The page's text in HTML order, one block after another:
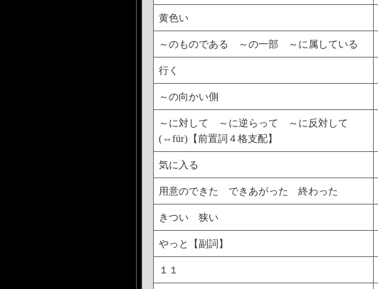
黄色い
～のものである ～の一部 ～に属している
行く
～の向かい側
～に対して ～に逆らって ～に反対して
(⇔für)【前置詞４格支配】
気に入る
用意のできた できあがった 終わった
きつい 狭い
やっと【副詞】
１１